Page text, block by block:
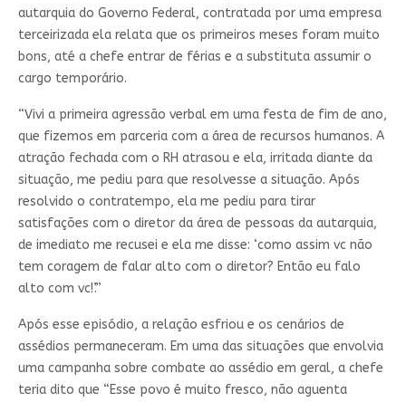
autarquia do Governo Federal, contratada por uma empresa
terceirizada ela relata que os primeiros meses foram muito
bons, até a chefe entrar de férias e a substituta assumir o
cargo temporário.
“Vivi a primeira agressão verbal em uma festa de fim de ano,
que fizemos em parceria com a área de recursos humanos. A
atração fechada com o RH atrasou e ela, irritada diante da
situação, me pediu para que resolvesse a situação. Após
resolvido o contratempo, ela me pediu para tirar
satisfações com o diretor da área de pessoas da autarquia,
de imediato me recusei e ela me disse: ‘como assim vc não
tem coragem de falar alto com o diretor? Então eu falo
alto com vc!’.”
Após esse episódio, a relação esfriou e os cenários de
assédios permaneceram. Em uma das situações que envolvia
uma campanha sobre combate ao assédio em geral, a chefe
teria dito que “Esse povo é muito fresco, não aguenta